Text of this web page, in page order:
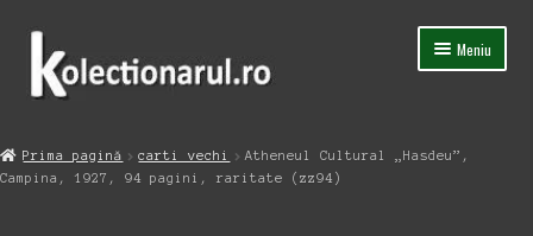
Sari
navigare
Sari
conținut
Meniu
Magazin
Prima pagină carti vechi
Atheneul Cultural „Hasdeu”,
Campina, 1927, 94 pagini, raritate (zz94)